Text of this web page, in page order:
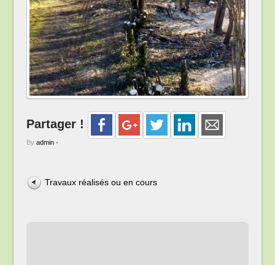
Partager !
By admin•
Travaux réalisés ou en cours